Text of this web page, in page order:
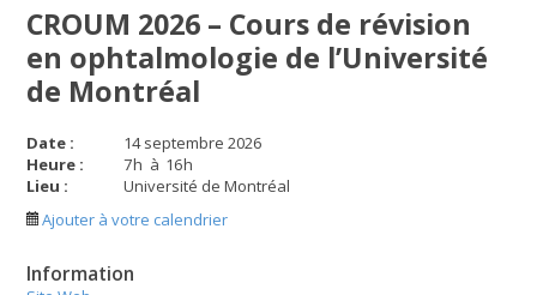
CROUM 2026 – Cours de révision
en ophtalmologie de l’Université
de Montréal
Date :
14 septembre 2026
Heure :
7h à 16h
Lieu :
Université de Montréal
Ajouter à votre calendrier
Information